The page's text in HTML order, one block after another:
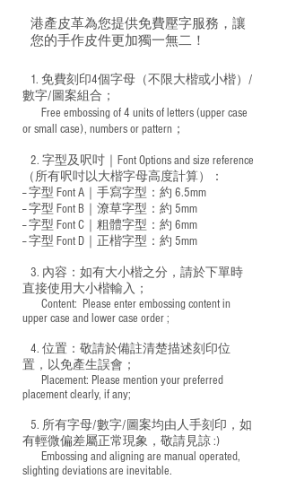
港產皮革為您提供免費壓字服務，讓
您的手作皮件更加獨一無二！
1. 免費刻印4個字母（不限大楷或小楷）/
數字/圖案組合；
Free embossing of 4 units of letters (upper case
or small case), numbers or pattern；
2. 字型及呎吋｜ Font Options and size reference
（所有呎吋以大楷字母高度計算）：
-- 字型 Font A｜手寫字型：約 6.5mm
-- 字型 Font B｜潦草字型： 約 5mm
-- 字型 Font C｜粗體字型：約 6mm
-- 字型 Font D｜正楷字型： 約 5mm
3. 內容：如有大小楷之分，請於下單時
直接使用大小楷輸入；
​ Content: Please enter embossing content in
upper case and lower case order ;
4. 位置：敬請於備註清楚描述刻印位
置，以免產生誤會；
​ Placement: Please mention your preferred
placement clearly, if any;
5. 所有字母/數字/圖案均由人手刻印，如
有輕微偏差屬正常現象，敬請見諒 :)
​ Embossing and aligning are manual operated,
slighting deviations are inevitable.